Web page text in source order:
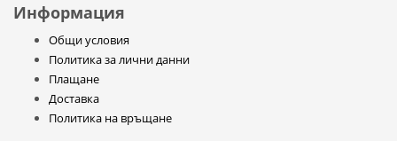
Информация
Общи условия
Политика за лични данни
Плащане
Доставка
Политика на връщане